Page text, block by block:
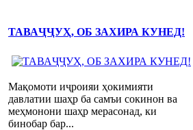
ТАВАҶҶУҲ, ОБ ЗАХИРА КУНЕД!
Мақомоти иҷроияи ҳокимияти
давлатии шаҳр ба самъи сокинон ва
меҳмонони шаҳр мерасонад, ки
бинобар бар...